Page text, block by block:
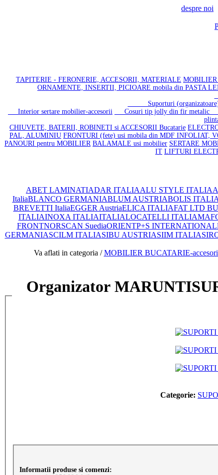
despre noi
TAPITERIE - FERONERIE, ACCESORII, MATERIALE MOBILIER
ORNAMENTE, INSERTII, PICIOARE mobila din PASTA
Suporturi (organizatoare)
Interior sertare mobilier-accesorii
Cosuri tip jolly din fir metalic
CHIUVETE, BATERII, ROBINETI si ACCESORII Bucatarie
PAL, ALUMINIU FRONTURI (fete) usi mobila din MDF INFOLIAT,
PANOURI pentru MOBILIER BALAMALE usi mobilier SERTARE
IT LIFTURI
ABET LAMINATIADAR ITALIAALU STYLE ITALIA
ItaliaBLANCO GERMANIABLUM AUSTRIABOLIS ITALIA
BREVETTI ItaliaEGGER AustriaELICA ITALIAFAT LTD
ITALIAINOXA ITALIAITALIALOCATELLI ITALIA
FRONTNORSCAN SuediaORIENTP+S INTERNATIONAL
GERMANIASCILM ITALIASIBU AUSTRIASIIM ITALIA
Va aflati in categoria /MOBILIER BUCATARIE-
Organizator
Categorie:
Informatii produse si comenzi: